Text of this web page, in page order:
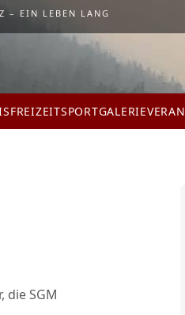
– EIN LEBEN LANG
FREIZEITSPORTGALERIE
SGM